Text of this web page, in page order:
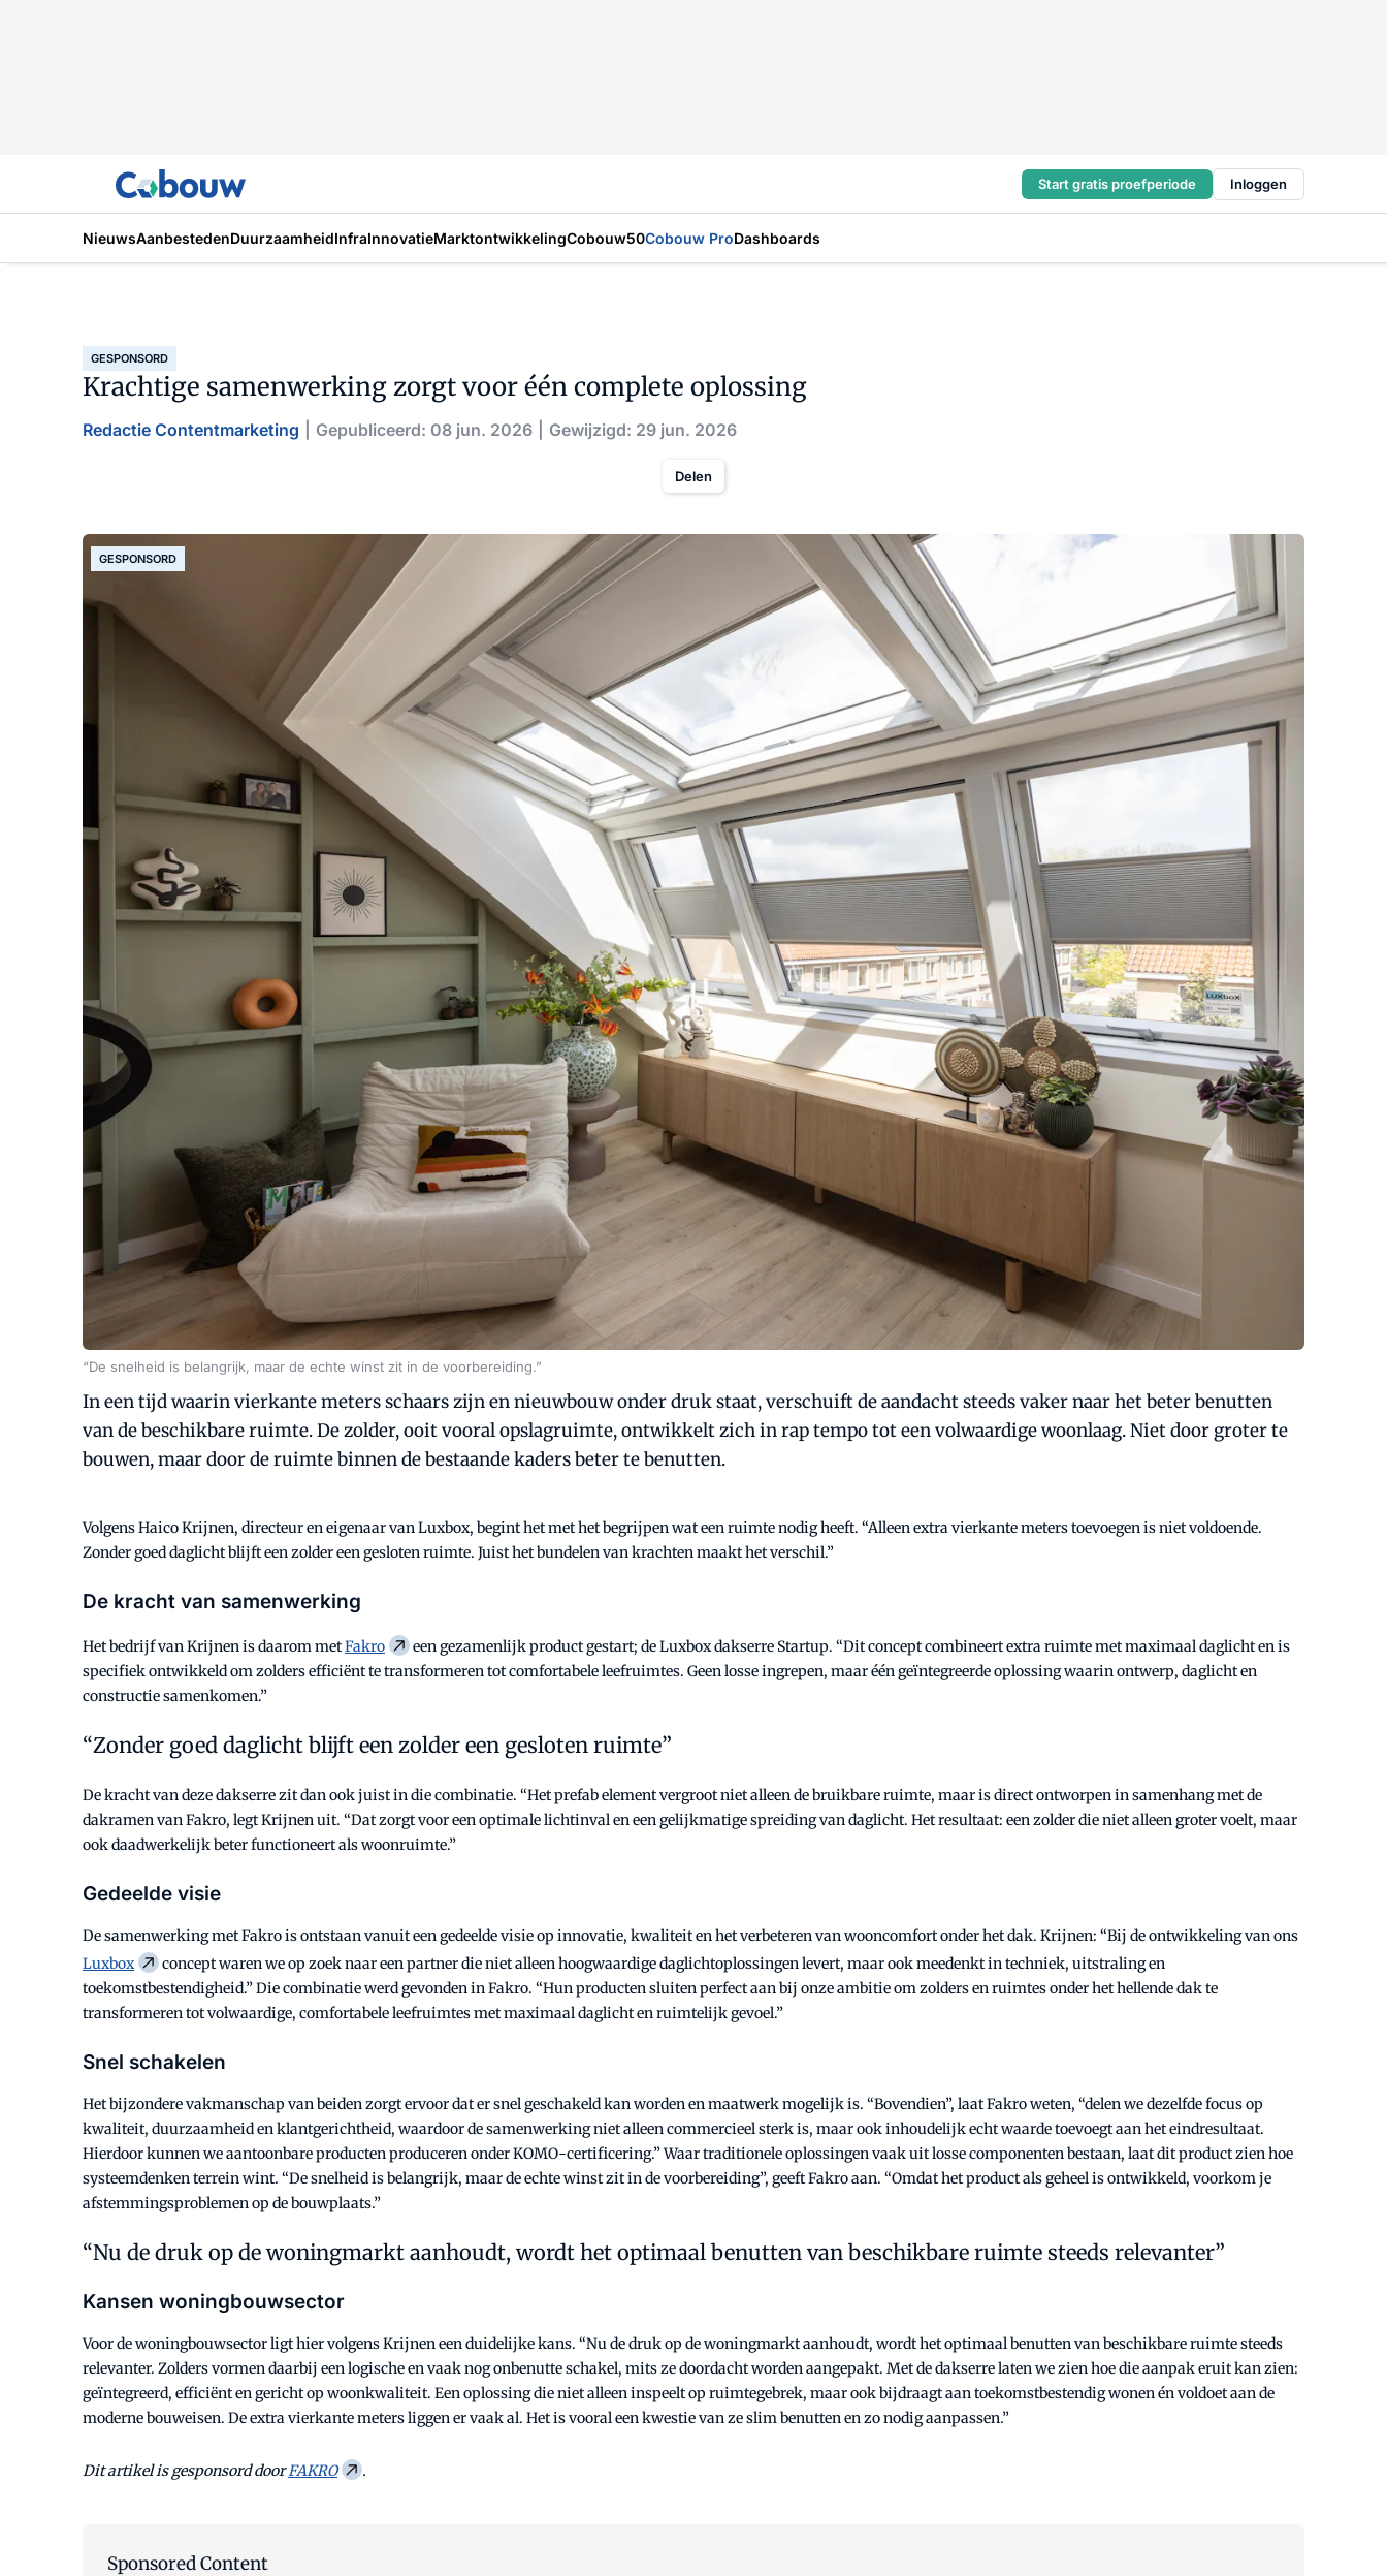
Start gratis proefperiode Inloggen
NieuwsAanbestedenDuurzaamheidInfraInnovatieMarktontwikkelingCobouw50Cobouw ProDashboards
GESPONSORD
Krachtige samenwerking zorgt voor één complete oplossing
Redactie Contentmarketing Gepubliceerd: 08 jun. 2026 Gewijzigd: 29 jun. 2026
Delen
GESPONSORD
“De snelheid is belangrijk, maar de echte winst zit in de voorbereiding.”
In een tijd waarin vierkante meters schaars zijn en nieuwbouw onder druk staat, verschuift de aandacht steeds vaker naar het beter benutten
van de beschikbare ruimte. De zolder, ooit vooral opslagruimte, ontwikkelt zich in rap tempo tot een volwaardige woonlaag. Niet door groter te
bouwen, maar door de ruimte binnen de bestaande kaders beter te benutten.
Volgens Haico Krijnen, directeur en eigenaar van Luxbox, begint het met het begrijpen wat een ruimte nodig heeft. “Alleen extra vierkante meters toevoegen is niet voldoende.
Zonder goed daglicht blijft een zolder een gesloten ruimte. Juist het bundelen van krachten maakt het verschil.”
De kracht van samenwerking
Het bedrijf van Krijnen is daarom metFakro
een gezamenlijk product gestart; de Luxbox dakserre Startup. “Dit concept combineert extra ruimte met maximaal daglicht en is
specifiek ontwikkeld om zolders efficiënt te transformeren tot comfortabele leefruimtes. Geen losse ingrepen, maar één geïntegreerde oplossing waarin ontwerp, daglicht en
constructie samenkomen.”
Zonder goed daglicht blijft een zolder een gesloten ruimte”
De kracht van deze dakserre zit dan ook juist in die combinatie. “Het prefab element vergroot niet alleen de bruikbare ruimte, maar is direct ontworpen in samenhang met de
dakramen van Fakro, legt Krijnen uit. “Dat zorgt voor een optimale lichtinval en een gelijkmatige spreiding van daglicht. Het resultaat: een zolder die niet alleen groter voelt, maar
ook daadwerkelijk beter functioneert als woonruimte.”
Gedeelde visie
De samenwerking met Fakro is ontstaan vanuit een gedeelde visie op innovatie, kwaliteit en het verbeteren van wooncomfort onder het dak. Krijnen: “Bij de ontwikkeling van ons
Luxbox
concept waren we op zoek naar een partner die niet alleen hoogwaardige daglichtoplossingen levert, maar ook meedenkt in techniek, uitstraling en
toekomstbestendigheid.” Die combinatie werd gevonden in Fakro. “Hun producten sluiten perfect aan bij onze ambitie om zolders en ruimtes onder het hellende dak te
transformeren tot volwaardige, comfortabele leefruimtes met maximaal daglicht en ruimtelijk gevoel.”
Snel schakelen
Het bijzondere vakmanschap van beiden zorgt ervoor dat er snel geschakeld kan worden en maatwerk mogelijk is. “Bovendien”, laat Fakro weten, “delen we dezelfde focus op
kwaliteit, duurzaamheid en klantgerichtheid, waardoor de samenwerking niet alleen commercieel sterk is, maar ook inhoudelijk echt waarde toevoegt aan het eindresultaat.
Hierdoor kunnen we aantoonbare producten produceren onder KOMO-certificering.” Waar traditionele oplossingen vaak uit losse componenten bestaan, laat dit product zien hoe
systeemdenken terrein wint. “De snelheid is belangrijk, maar de echte winst zit in de voorbereiding”, geeft Fakro aan. “Omdat het product als geheel is ontwikkeld, voorkom je
afstemmingsproblemen op de bouwplaats.”
Nu de druk op de woningmarkt aanhoudt, wordt het optimaal benutten van beschikbare ruimte steeds relevanter”
Kansen woningbouwsector
Voor de woningbouwsector ligt hier volgens Krijnen een duidelijke kans. “Nu de druk op de woningmarkt aanhoudt, wordt het optimaal benutten van beschikbare ruimte steeds
relevanter. Zolders vormen daarbij een logische en vaak nog onbenutte schakel, mits ze doordacht worden aangepakt. Met de dakserre laten we zien hoe die aanpak eruit kan zien:
geïntegreerd, efficiënt en gericht op woonkwaliteit. Een oplossing die niet alleen inspeelt op ruimtegebrek, maar ook bijdraagt aan toekomstbestendig wonen én voldoet aan de
moderne bouweisen. De extra vierkante meters liggen er vaak al. Het is vooral een kwestie van ze slim benutten en zo nodig aanpassen.”
Dit artikel is gesponsord doorFAKRO .
Sponsored Content